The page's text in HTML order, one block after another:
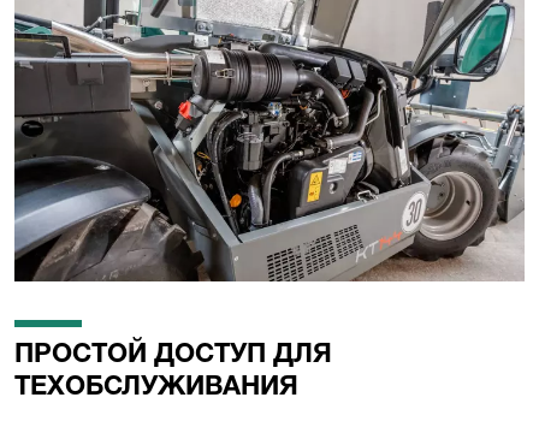
ПРОСТОЙ ДОСТУП ДЛЯ
ТЕХОБСЛУЖИВАНИЯ